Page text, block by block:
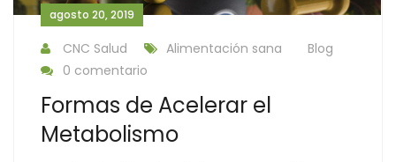
agosto 20, 2019
CNC Salud Alimentación sana
Blog
0 comentario
Formas de Acelerar el
Metabolismo